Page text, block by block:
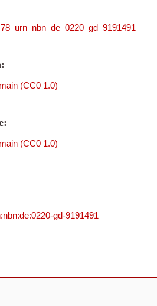
(CC0 1.0)
(CC0 1.0)
gd-9191491